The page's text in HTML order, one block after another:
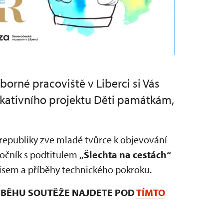
pracoviště v Liberci si Vás
projektu Děti památkám,
zve mladé tvůrce k objevování
s podtitulem „Šlechta na cestách“
a příběhy technického pokroku.
SOUTĚŽE NAJDETE PODTÍMTO